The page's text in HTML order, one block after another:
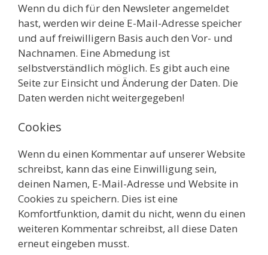
Wenn du dich für den Newsleter angemeldet
hast, werden wir deine E-Mail-Adresse speicher
und auf freiwilligern Basis auch den Vor- und
Nachnamen. Eine Abmedung ist
selbstverständlich möglich. Es gibt auch eine
Seite zur Einsicht und Änderung der Daten. Die
Daten werden nicht weitergegeben!
Cookies
Wenn du einen Kommentar auf unserer Website
schreibst, kann das eine Einwilligung sein,
deinen Namen, E-Mail-Adresse und Website in
Cookies zu speichern. Dies ist eine
Komfortfunktion, damit du nicht, wenn du einen
weiteren Kommentar schreibst, all diese Daten
erneut eingeben musst.